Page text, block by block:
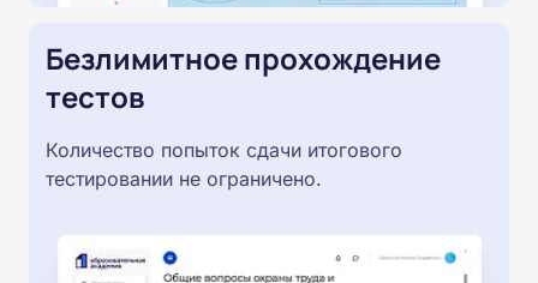
Безлимитное прохождение
тестов
Количество попыток сдачи итогового
тестировании не ограничено.